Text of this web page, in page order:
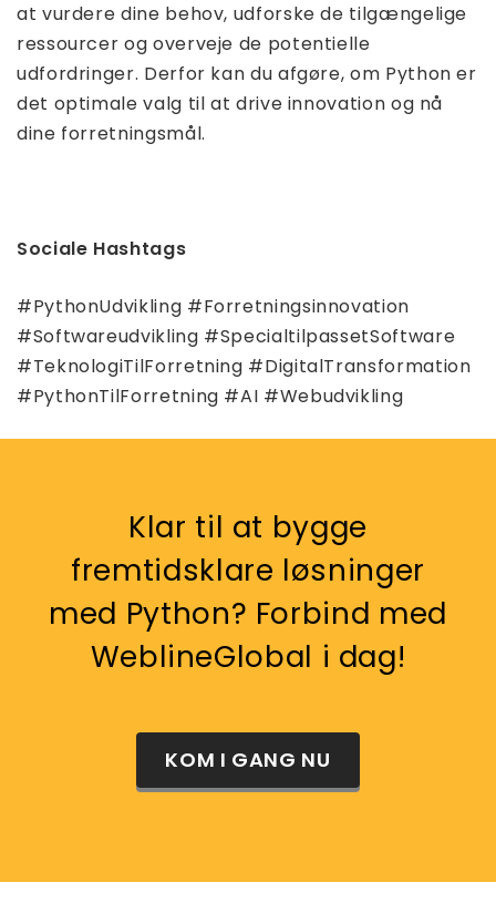
at vurdere dine behov, udforske de tilgængelige
ressourcer og overveje de potentielle
udfordringer. Derfor kan du afgøre, om Python er
det optimale valg til at drive innovation og nå
dine forretningsmål.
Sociale Hashtags
#PythonUdvikling #Forretningsinnovation
#Softwareudvikling #SpecialtilpassetSoftware
#TeknologiTilForretning #DigitalTransformation
#PythonTilForretning #AI #Webudvikling
Klar til at bygge
fremtidsklare løsninger
med Python? Forbind med
WeblineGlobal i dag!
KOM I GANG NU